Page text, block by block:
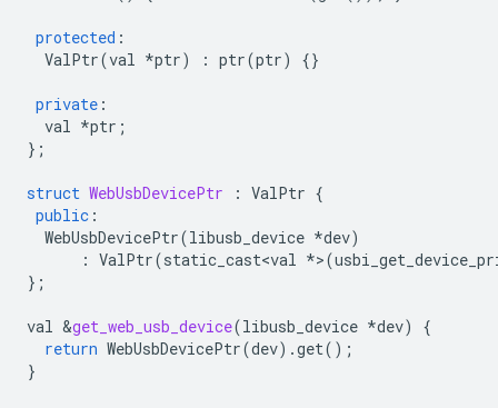
protected :
ValPtr(val *ptr) : ptr(ptr) {}
private :
val *ptr ;
};
struct WebUsbDevicePtr : ValPtr {
public :
WebUsbDevicePtr(libusb_device *dev)
: ValPtr(static_cast<val *>(
};
val &get_web_usb_device(libusb_device *dev)
{
return WebUsbDevicePtr(dev).get();
}